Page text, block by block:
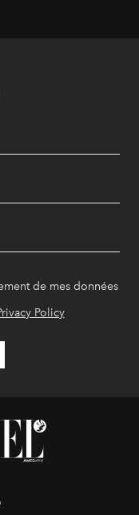
de mes données
Policy